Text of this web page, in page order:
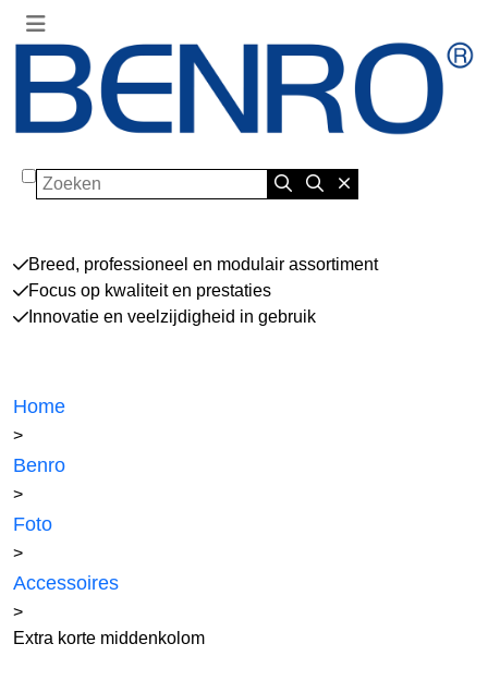
Zoeken
Breed, professioneel en modulair assortiment
Focus op kwaliteit en prestaties
Innovatie en veelzijdigheid in gebruik
Home
>
Benro
>
Foto
>
Accessoires
>
Extra korte middenkolom